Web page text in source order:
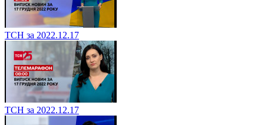
ТСН за 2022.12.17
ТСН за 2022.12.17